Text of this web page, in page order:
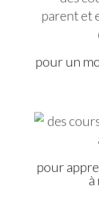
pour un
pour
à